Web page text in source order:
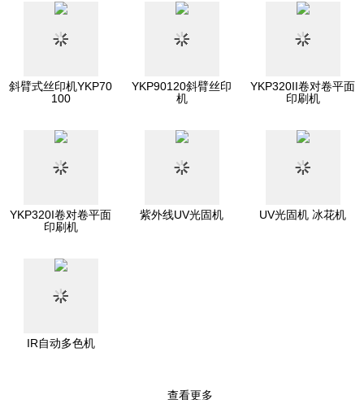
斜臂式丝印机YKP70
100
YKP90120斜臂丝印
机
YKP320II卷对卷平面
印刷机
YKP320I卷对卷平面
印刷机
紫外线UV光固机 UV光固机 冰花机
IR自动多色机
查看更多